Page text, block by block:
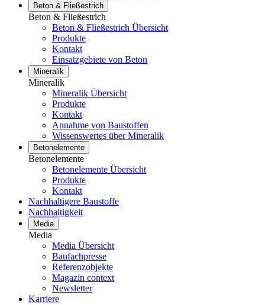
Beton & Fließestrich
Beton & Fließestrich
Beton & Fließestrich Übersicht
Produkte
Kontakt
Einsatzgebiete von Beton
Mineralik
Mineralik
Mineralik Übersicht
Produkte
Kontakt
Annahme von Baustoffen
Wissenswertes über Mineralik
Betonelemente
Betonelemente
Betonelemente Übersicht
Produkte
Kontakt
Nachhaltigere Baustoffe
Nachhaltigkeit
Media
Media
Media Übersicht
Baufachpresse
Referenzobjekte
Magazin context
Newsletter
Karriere